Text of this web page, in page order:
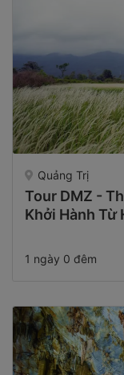
Quảng Trị
Tour DMZ -
Khởi Hành Từ
1 ngày 0 đêm